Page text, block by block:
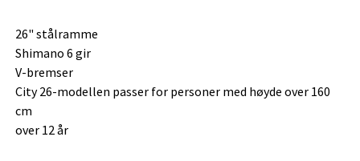
26" stålramme
Shimano 6 gir
V-bremser
City 26-modellen passer for personer med høyde over 160
cm
over 12 år